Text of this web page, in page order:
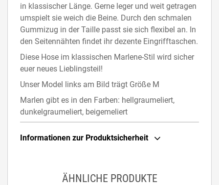
in klassischer Länge. Gerne leger und weit getragen
umspielt sie weich die Beine. Durch den schmalen
Gummizug in der Taille passt sie sich flexibel an. In
den Seitennähten findet ihr dezente Eingrifftaschen.
Diese Hose im klassischen Marlene-Stil wird sicher
euer neues Lieblingsteil!
Unser Model links am Bild trägt Größe M
Marlen gibt es in den Farben: hellgraumeliert,
dunkelgraumeliert, beigemeliert
Informationen zur Produktsicherheit
ÄHNLICHE PRODUKTE